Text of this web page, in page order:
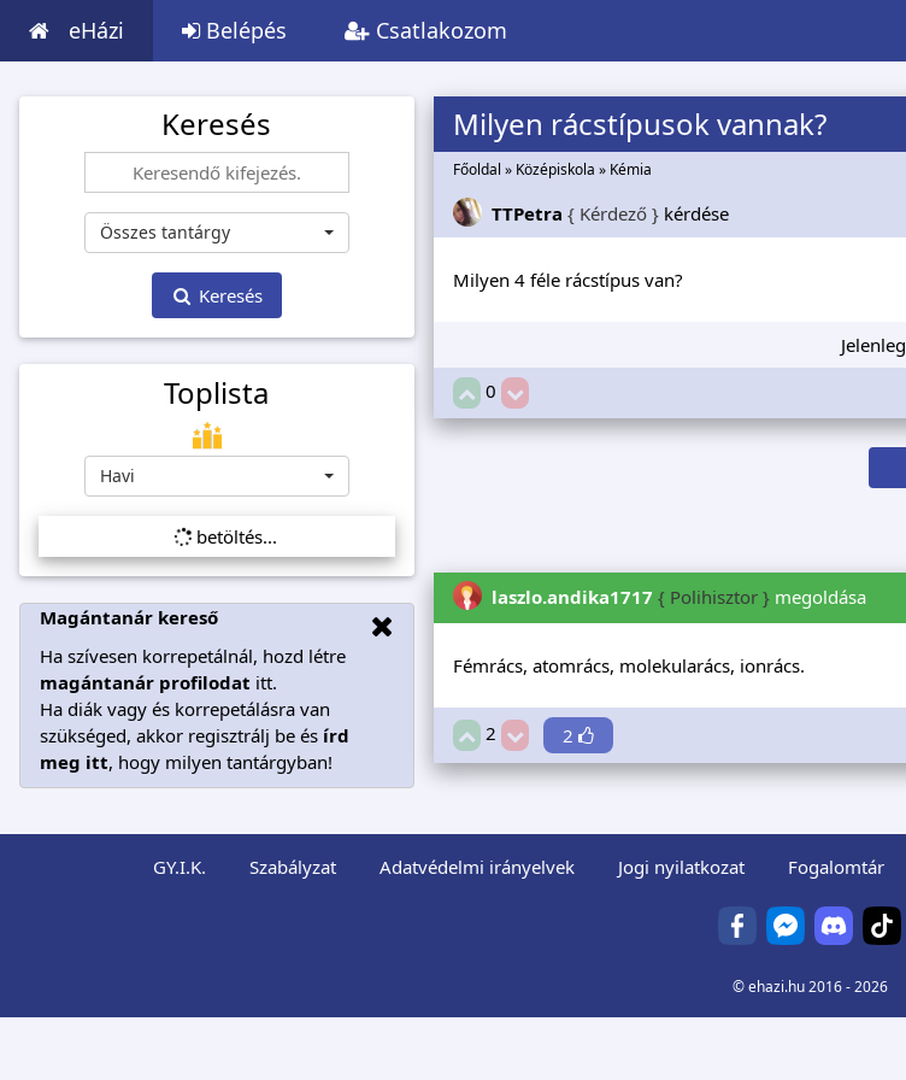
eHázi Belépés Csatlakozom
Keresés
Összes tantárgy
Keresés
Toplista
Havi
betöltés...
Magántanár kereső
Ha szívesen korrepetálnál, hozd létre
magántanár profilodat itt.
Ha diák vagy és korrepetálásra van
szükséged, akkor regisztrálj be és írd
meg itt, hogy milyen tantárgyban!
Milyen rácstípusok vannak?
Főoldal » Középiskola » Kémia
TTPetra { Kérdező }kérdése
Milyen 4 féle rácstípus van?
Jelenleg
0
laszlo.andika1717 { Polihisztor }megoldása
Fémrács, atomrács, molekularács, ionrács.
2 2
GY.I.K. Szabályzat Adatvédelmi irányelvek Jogi nyilatkozat Fogalomtár
©ehazi.hu2016 - 2026